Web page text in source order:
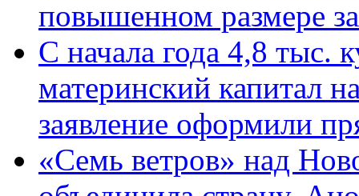
повышенном размере
С начала года 4,8 тыс.
материнский капитал
заявление оформили
«Семь ветров» над